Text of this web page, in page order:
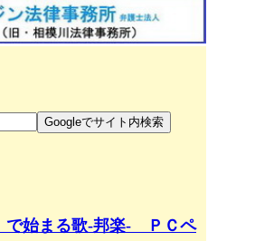
で始まる歌-邦楽- ＰＣペ